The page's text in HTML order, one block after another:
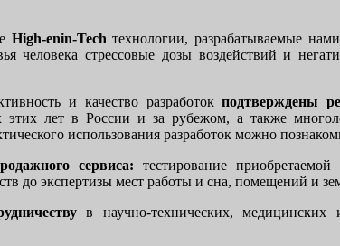
High-enin-Techтехнологии, разрабатываемые
человека стрессовые дозы воздействий и
и качество разработокподтверждены
лет в России и за рубежом, а также
использования разработок можно
сервиса:тестирование
до экспертизы мест работы и сна, помещений и
в научно-технических, медицинских